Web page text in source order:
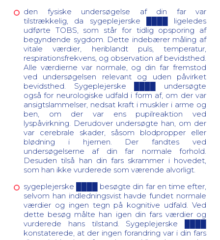
den fysiske undersøgelse af din far var
tilstrækkelig, da sygeplejerske ████ ligeledes
udførte TOBS, som står for tidlig opsporing af
begyndende sygdom. Dette indebærer måling af
vitale værdier, heriblandt puls, temperatur,
respirationsfrekvens, og observation af bevidsthed.
Alle værdierne var normale, og din far fremstod
ved undersøgelsen relevant og uden påvirket
bevidsthed. Sygeplejerske ████ undersøgte
også for neurologiske udfald i form af, om der var
ansigtslammelser, nedsat kraft i muskler i arme og
ben, om der var ens pupilreaktion ved
lyspåvirkning. Derudover undersøgte han, om der
var cerebrale skader, såsom blodpropper eller
blødning i hjernen. Der fandtes ved
undersøgelserne af din far normale forhold.
Desuden tilså han din fars skrammer i hovedet,
som han ikke vurderede som værende alvorligt.
sygeplejerske ████ besøgte din far en time efter,
selvom han indledningsvist havde fundet normale
værdier og ingen tegn på kognitive udfald. Ved
dette besøg målte han igen din fars værdier og
vurderede hans tilstand. Sygeplejerske ████
konstaterede, at der ingen forandring var i din fars